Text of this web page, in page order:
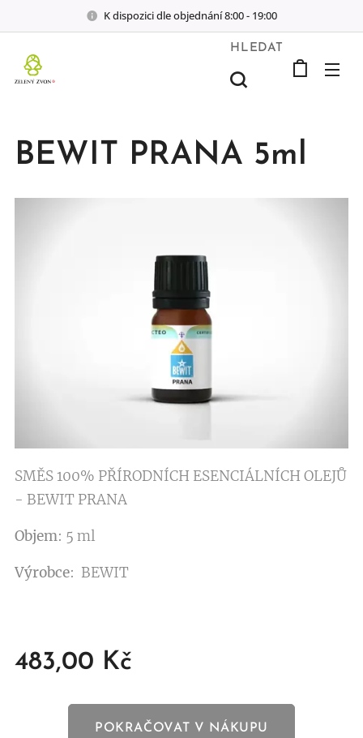
K dispozici dle objednání 8:00 - 19:00
HLEDAT
BEWIT PRANA 5ml
SMĚS 100% PŘÍRODNÍCH ESENCIÁLNÍCH OLEJŮ
- BEWIT PRANA
Objem: 5 ml
Výrobce: BEWIT
483,00 Kč
POKRAČOVAT V NÁKUPU